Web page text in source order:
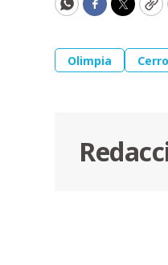
WhatsApp
Facebook
Olimpia